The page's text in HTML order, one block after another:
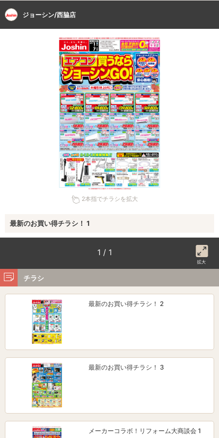
ジョーシン/西脇店
2本指でチラシを拡大
最新のお買い得チラシ！ 1
1 / 1
拡大
チラシ
最新のお買い得チラシ！ 2
最新のお買い得チラシ！ 3
メーカーコラボ！リフォーム大商談会 1